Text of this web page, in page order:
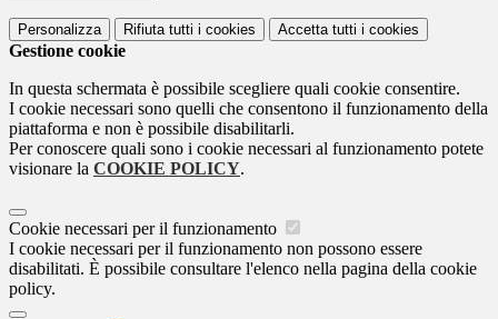
Personalizza Rifiuta tutti i cookies Accetta tutti i cookies
Gestione cookie
In questa schermata è possibile scegliere quali cookie consentire.
I cookie necessari sono quelli che consentono il funzionamento della
piattaforma e non è possibile disabilitarli.
Per conoscere quali sono i cookie necessari al funzionamento potete
visionare la COOKIE POLICY.
Cookie necessari per il funzionamento
I cookie necessari per il funzionamento non possono essere
disabilitati. È possibile consultare l'elenco nella pagina della cookie
policy.